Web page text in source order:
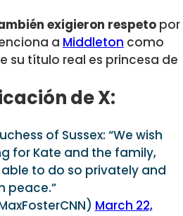
exigieron respeto por
a Middleton como
su título real es princesa de
de X:
of Sussex: “We wish
for Kate and the family,
to do so privately and
peace.”
March 22,